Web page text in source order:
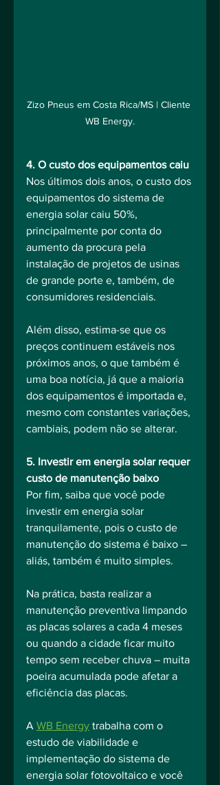
Zizo Pneus em Costa Rica/MS | Cliente
WB Energy.
4. O custo dos equipamentos caiu
Nos últimos dois anos, o custo dos
equipamentos do sistema de
energia solar caiu 50%,
principalmente por conta do
aumento da procura pela
instalação de projetos de usinas
de grande porte e, também, de
consumidores residenciais.
Além disso, estima-se que os
preços continuem estáveis nos
próximos anos, o que também é
uma boa notícia, já que a maioria
dos equipamentos é importada e,
mesmo com constantes variações,
cambiais, podem não se alterar.
5. Investir em energia solar requer
custo de manutenção baixo
Por fim, saiba que você pode
investir em energia solar
tranquilamente, pois o custo de
manutenção do sistema é baixo –
aliás, também é muito simples.
Na prática, basta realizar a
manutenção preventiva limpando
as placas solares a cada 4 meses
ou quando a cidade ficar muito
tempo sem receber chuva – muita
poeira acumulada pode afetar a
eficiência das placas.
A WB Energy trabalha com o
estudo de viabilidade e
implementação do sistema de
energia solar fotovoltaico e você